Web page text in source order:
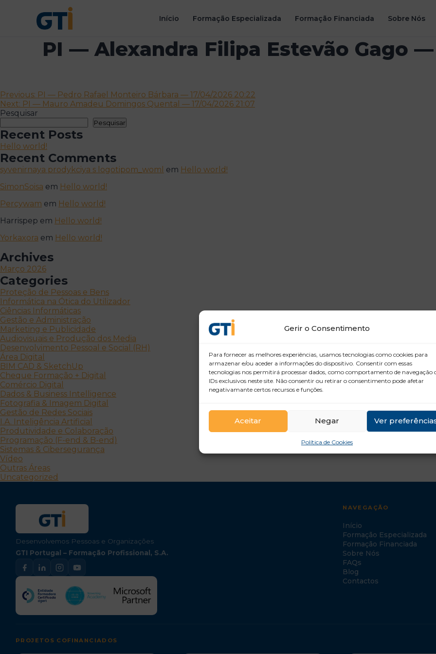
Gerir o Consentimento
Para fornecer as melhores experiências, usamos tecnologias como cookies para
armazenar e/ou aceder a informações do dispositivo. Consentir com essas
tecnologias nos permitirá processar dados, como comportamento de navegação
IDs exclusivos neste site. Não consentir ou retirar o consentimento pode afetar
negativamante certos recursos e funções.
Aceitar Negar Ver
Política de Cookies
Início Formação Especializada Formação Financiada Sobre Nós
PI — Alexandra Filipa Estevão Gago —
Navegação
de
artigos
Previous: PI — Pedro Rafael Monteiro Bárbara — 17/04/2026 20:22
Next: PI — Mauro Amadeu Domingos Quental — 17/04/2026 21:07
Pesquisar
Pesquisar
Recent Posts
Hello world!
Recent Comments
syvenirnaya prodykciya s logotipom_woml em Hello world!
SimonSoisa em Hello world!
Percywam em Hello world!
Harrispep em Hello world!
Yorkaxora em Hello world!
Archives
Março 2026
Categories
Proteção de Pessoas e Bens
Informática na Ótica do Utilizador
Ciências Informáticas
Gestão e Administração
Marketing e Publicidade
Audiovisuais e Produção dos Media
Desenvolvimento Pessoal e Social (RH)
Área Digital
BIM CAD & SketchUp
Cheque Formação + Digital
Comércio Digital
Dados & Business Intelligence
Fotografia & Imagem Digital
Gestão de Redes Sociais
I.A. Inteligência Artificial
Produtividade e Colaboração
Programação (F-end & B-end)
Sistemas & Cibersegurança
Vídeo
Outras Áreas
Uncategorized
Desenvolvemos Pessoas e Organizações
GTI Portugal – Formação Profissional, S.A.
NAVEGAÇÃO
Início
Formação Especializada
Formação Financiada
Sobre Nós
FAQs
Blog
Contactos
PROJETOS COFINANCIADOS